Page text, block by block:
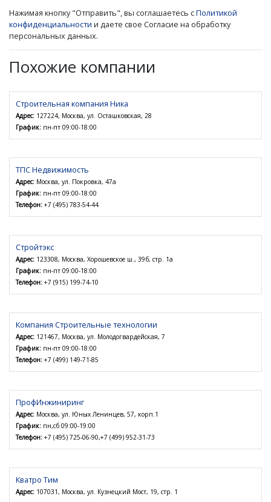
Нажимая кнопку "Отправить", вы соглашаетесь сПолитикой
конфиденциальности и даете свое Согласие на обработку
персональных данных.
Похожие компании
Строительная компания Ника
Адрес: 127224, Москва, ул. Осташковская, 28
График: пн-пт 09:00-18:00
ТПС Недвижимость
Адрес: Москва, ул. Покровка, 47а
График: пн-пт 09:00-18:00
Телефон: +7 (495) 783-54-44
Стройтэкс
Адрес: 123308, Москва, Хорошевское ш., 39б, стр. 1а
График: пн-пт 09:00-18:00
Телефон: +7 (915) 199-74-10
Компания Строительные технологии
Адрес: 121467, Москва, ул. Молодогвардейская, 7
График: пн-пт 09:00-18:00
Телефон: +7 (499) 149-71-85
ПрофИнжиниринг
Адрес: Москва, ул. Юных Ленинцев, 57, корп.1
График: пн,сб 09:00-19:00
Телефон: +7 (495) 725-06-90,+7 (499) 952-31-73
Кватро Тим
Адрес: 107031, Москва, ул. Кузнецкий Мост, 19, стр. 1